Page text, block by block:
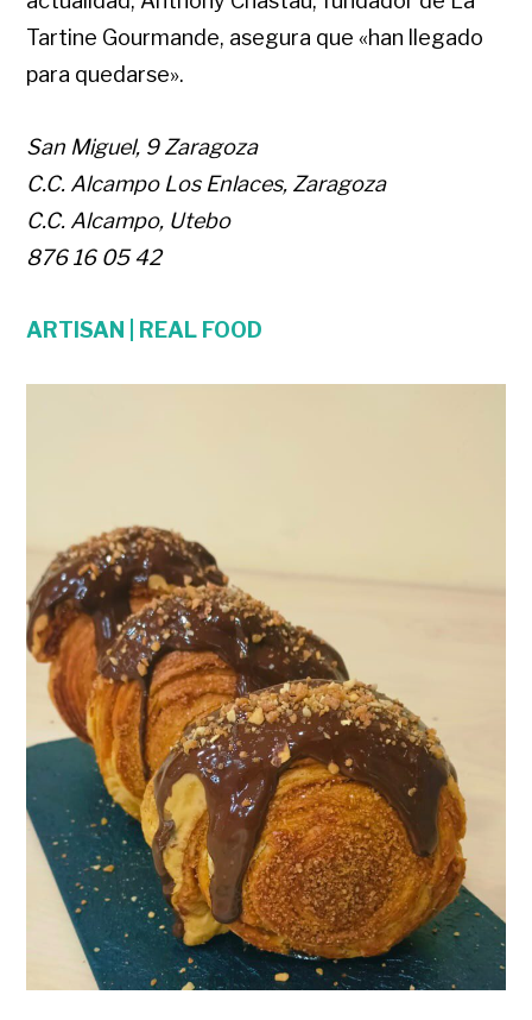
Tartine Gourmande, asegura que «han llegado
para quedarse».
San Miguel, 9 Zaragoza
C.C. Alcampo Los Enlaces, Zaragoza
C.C. Alcampo, Utebo
876 16 05 42
ARTISAN | REAL FOOD